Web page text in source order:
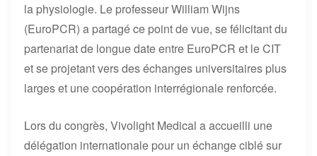
la physiologie. Le professeur William Wijns
(EuroPCR) a partagé ce point de vue, se félicitant du
partenariat de longue date entre EuroPCR et le CIT
et se projetant vers des échanges universitaires plus
larges et une coopération interrégionale renforcée.
Lors du congrès, Vivolight Medical a accueilli une
délégation internationale pour un échange ciblé sur